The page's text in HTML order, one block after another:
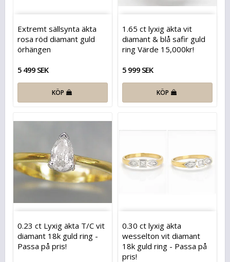
Extremt sällsynta äkta
rosa röd diamant guld
örhängen
5 499 SEK
KÖP
1.65 ct lyxig äkta vit
diamant & blå safir guld
ring Värde 15,000kr!
5 999 SEK
KÖP
0.23 ct Lyxig äkta T/C vit
diamant 18k guld ring -
Passa på pris!
0.30 ct lyxig äkta
wesselton vit diamant
18k guld ring - Passa på
pris!